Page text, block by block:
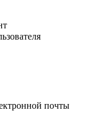
почты